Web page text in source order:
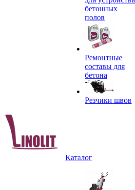
бетонных
полов
Ремонтные
составы для
бетона
Резчики швов
Каталог